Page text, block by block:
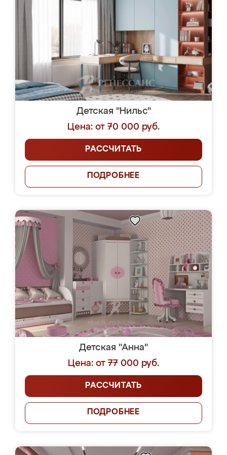
Детская "Нильс"
Цена: от 70 000 руб.
РАССЧИТАТЬ
ПОДРОБНЕЕ
Детская "Анна"
Цена: от 77 000 руб.
РАССЧИТАТЬ
ПОДРОБНЕЕ